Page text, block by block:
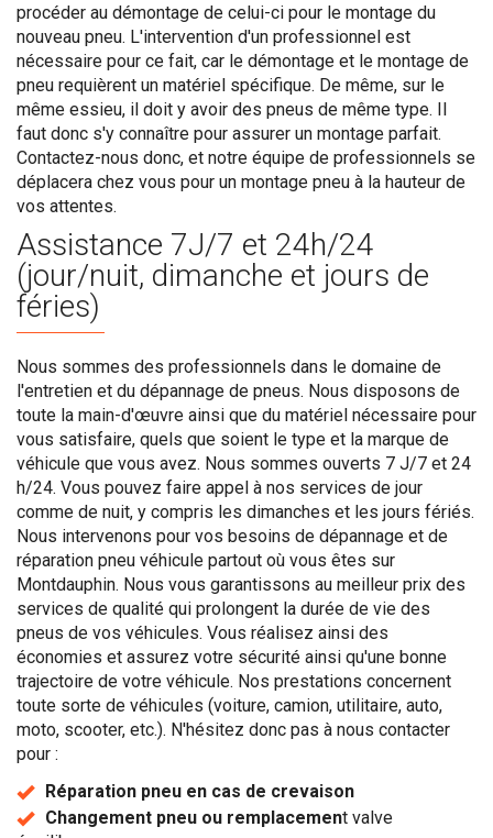
procéder au démontage de celui-ci pour le montage du
nouveau pneu. L'intervention d'un professionnel est
nécessaire pour ce fait, car le démontage et le montage de
pneu requièrent un matériel spécifique. De même, sur le
même essieu, il doit y avoir des pneus de même type. Il
faut donc s'y connaître pour assurer un montage parfait.
Contactez-nous donc, et notre équipe de professionnels se
déplacera chez vous pour un montage pneu à la hauteur de
vos attentes.
Assistance 7J/7 et 24h/24
(jour/nuit, dimanche et jours de
féries)
Nous sommes des professionnels dans le domaine de
l'entretien et du dépannage de pneus. Nous disposons de
toute la main-d'œuvre ainsi que du matériel nécessaire pour
vous satisfaire, quels que soient le type et la marque de
véhicule que vous avez. Nous sommes ouverts 7 J/7 et 24
h/24. Vous pouvez faire appel à nos services de jour
comme de nuit, y compris les dimanches et les jours fériés.
Nous intervenons pour vos besoins de dépannage et de
réparation pneu véhicule partout où vous êtes sur
Montdauphin. Nous vous garantissons au meilleur prix des
services de qualité qui prolongent la durée de vie des
pneus de vos véhicules. Vous réalisez ainsi des
économies et assurez votre sécurité ainsi qu'une bonne
trajectoire de votre véhicule. Nos prestations concernent
toute sorte de véhicules (voiture, camion, utilitaire, auto,
moto, scooter, etc.). N'hésitez donc pas à nous contacter
pour :
Réparation pneu en cas de crevaison
Changement pneu ou remplacement valve